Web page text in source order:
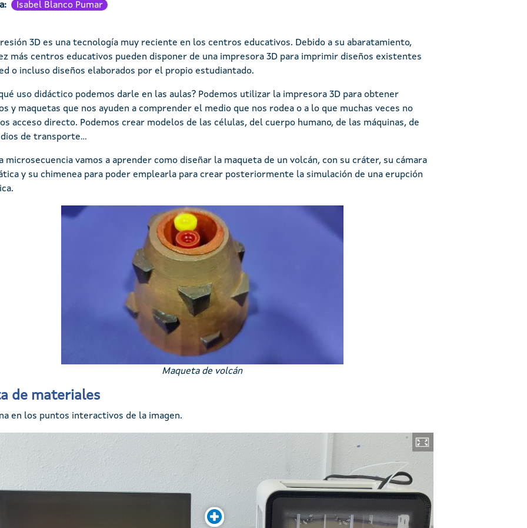
Isabel Blanco Pumar
3D es una tecnología muy reciente en los centros educativos. Debido a su abaratamiento,
más centros educativos pueden disponer de una impresora 3D para imprimir diseños existentes
o incluso diseños elaborados por el propio estudiantado.
uso didáctico podemos darle en las aulas? Podemos utilizar la impresora 3D para obtener
y maquetas que nos ayuden a comprender el medio que nos rodea o a lo que muchas veces no
acceso directo. Podemos crear modelos de las células, del cuerpo humano, de las máquinas, de
de transporte...
microsecuencia vamos a aprender como diseñar la maqueta de un volcán, con su cráter, su cámara
y su chimenea para poder emplearla para crear posteriormente la simulación de una erupción
Imaxe
Maqueta de volcán
de materiales
en los puntos interactivos de la imagen.